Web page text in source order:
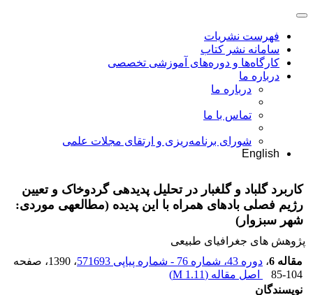
فهرست نشریات
سامانه نشر کتاب
کارگاه‌ها و دوره‌های آموزشی تخصصی
درباره ما
درباره ما
تماس با ما
شورای برنامه‌ریزی و ارتقای مجلات علمی
English
کاربرد گلباد و گل‎غبار در تحلیل پدیده‎ی گردوخاک و تعیین
رژیم فصلی بادهای همراه با این پدیده (مطالعه‎ی موردی:
شهر سبزوار)
پژوهش های جغرافیای طبیعی
مقاله 6
، دوره 43، شماره 76 - شماره پیاپی 571693 ، 1390
، صفحه
85-104
اصل مقاله (1.11 M
)
نویسندگان